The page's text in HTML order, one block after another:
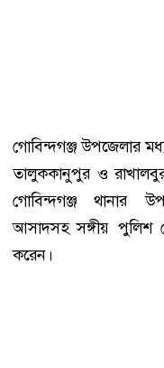
গোবিন্দগঞ্জ উপজেলার
তালুককানুপুর ও
গোবিন্দগঞ্জ থানার
আসাদসহ সঙ্গীয় পুলিশ
করেন।